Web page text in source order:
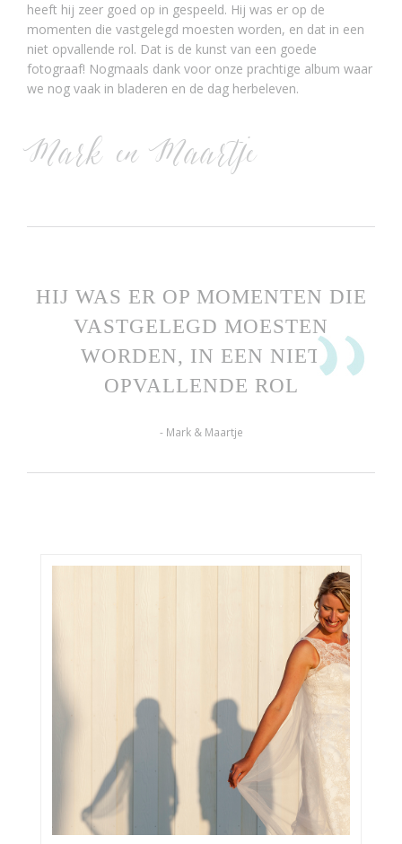
heeft hij zeer goed op in gespeeld. Hij was er op de
momenten die vastgelegd moesten worden, en dat in een
niet opvallende rol. Dat is de kunst van een goede
fotograaf! Nogmaals dank voor onze prachtige album waar
we nog vaak in bladeren en de dag herbeleven.
Mark en Maartje
HIJ WAS ER OP MOMENTEN DIE
VASTGELEGD MOESTEN
WORDEN, IN EEN NIET
OPVALLENDE ROL
- Mark & Maartje